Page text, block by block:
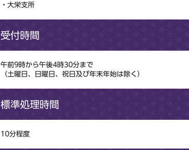
・大栄支所
受付時間
午前9時から午後4時30分まで
（土曜日、日曜日、祝日及び年末年始は除く）
標準処理時間
10分程度